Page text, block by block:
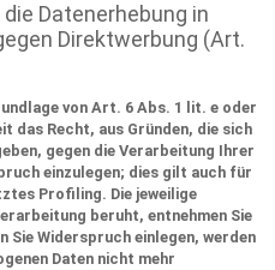
Datenerhebung in
Direktwerbung (Art.
von Art. 6 Abs. 1 lit. e oder
das Recht, aus Gründen, die sich
gegen die Verarbeitung Ihrer
einzulegen; dies gilt auch für
Profiling. Die jeweilige
beruht, entnehmen Sie
Sie Widerspruch einlegen, werden
Daten nicht mehr